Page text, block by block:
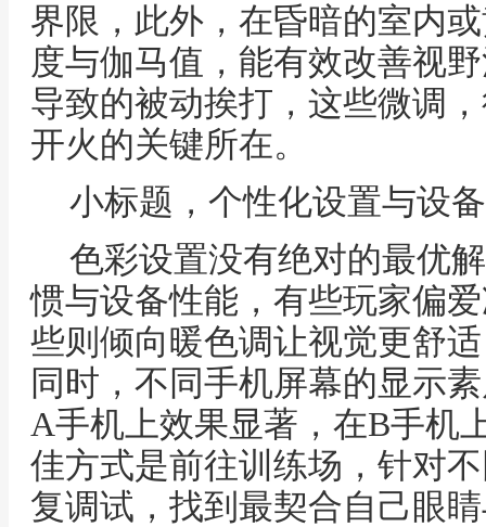
界限，此外，在昏暗的室内
度与伽马值，能有效改善视
导致的被动挨打，这些微调
开火的关键所在。
小标题，个性化设置与设
色彩设置没有绝对的最优
惯与设备性能，有些玩家偏
些则倾向暖色调让视觉更舒
同时，不同手机屏幕的显示
A手机上效果显著，在B手机
佳方式是前往训练场，针对
复调试，找到最契合自己眼